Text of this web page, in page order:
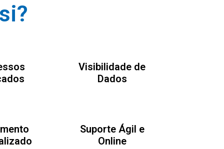
Visibilidade de
Dados
Suporte Ágil e
Online